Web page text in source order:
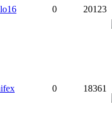
0 20123
0 18361